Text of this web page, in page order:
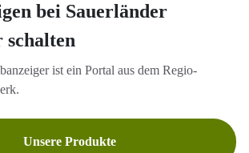
bei Sauerländer
schalten
ist ein Portal aus dem Regio-
Unsere Produkte